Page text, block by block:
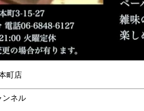
町店